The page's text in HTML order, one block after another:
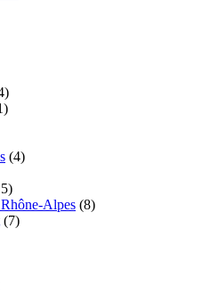
(4)
Alpes (8)
(7)